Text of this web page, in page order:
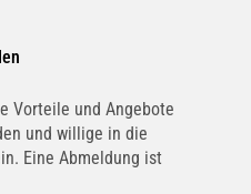
Vorteile und Angebote
und willige in die
Eine Abmeldung ist